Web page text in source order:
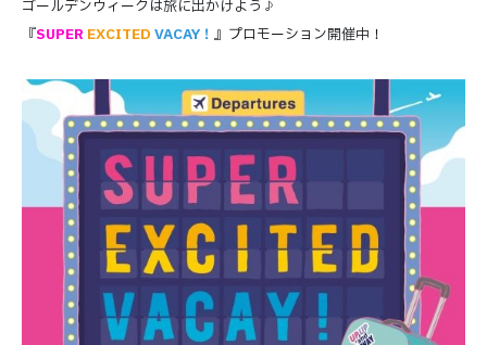
ゴールデンウィークは旅に出かけよう♪
『SUPER EXCITED VACAY！ 』プロモーション開催中！